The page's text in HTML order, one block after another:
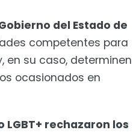
del Estado de
competentes para
en su caso, determinen
ocasionados en
rechazaron los